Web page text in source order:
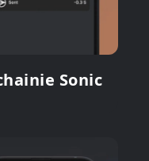
Sonic